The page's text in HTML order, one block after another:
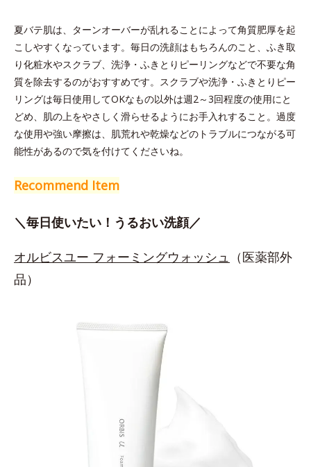
夏バテ肌は、ターンオーバーが乱れることによって角質肥厚を起
こしやすくなっています。毎日の洗顔はもちろんのこと、ふき取
り化粧水やスクラブ、洗浄・ふきとりピーリングなどで不要な角
質を除去するのがおすすめです。スクラブや洗浄・ふきとりピー
リングは毎日使用してOKなもの以外は週2～3回程度の使用にと
どめ、肌の上をやさしく滑らせるようにお手入れすること。過度
な使用や強い摩擦は、肌荒れや乾燥などのトラブルにつながる可
能性があるので気を付けてくださいね。
Recommend Item
＼毎日使いたい！うるおい洗顔／
オルビスユー フォーミングウォッシュ （医薬部外
品）